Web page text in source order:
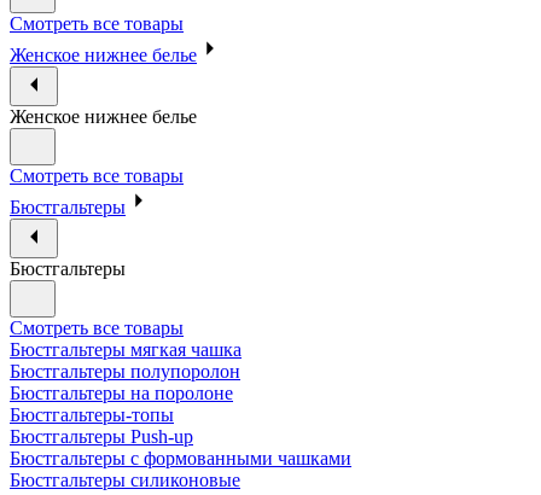
Смотреть все товары
Женское нижнее белье
Женское нижнее белье
Смотреть все товары
Бюстгальтеры
Бюстгальтеры
Смотреть все товары
Бюстгальтеры мягкая чашка
Бюстгальтеры полупоролон
Бюстгальтеры на поролоне
Бюстгальтеры-топы
Бюстгальтеры Push-up
Бюстгальтеры с формованными чашками
Бюстгальтеры силиконовые